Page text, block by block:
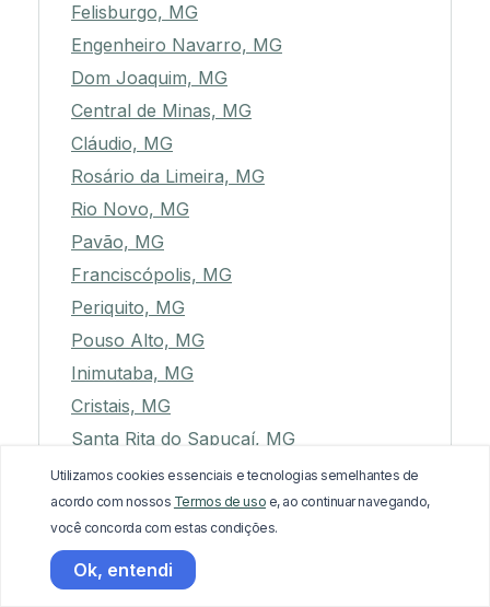
Felisburgo, MG
Engenheiro Navarro, MG
Dom Joaquim, MG
Central de Minas, MG
Cláudio, MG
Rosário da Limeira, MG
Rio Novo, MG
Pavão, MG
Franciscópolis, MG
Periquito, MG
Pouso Alto, MG
Inimutaba, MG
Cristais, MG
Santa Rita do Sapucaí, MG
Braúnas, MG
Minduri, MG
Nova Era, MG
Tupaciguara, MG
Utilizamos cookies essenciais e tecnologias semelhantes de
acordo com nossos Termos de uso e, ao continuar navegando,
você concorda com estas condições.
Ok, entendi